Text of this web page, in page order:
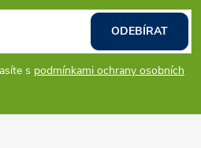
s podmínkami ochrany osobních
ODEBÍRAT